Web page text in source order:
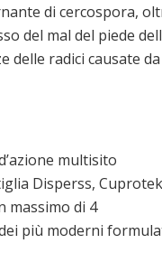
di cercospora,
del mal del piede
delle radici causate da
multisito
Disperss, Cuprotek
massimo di 4
più moderni